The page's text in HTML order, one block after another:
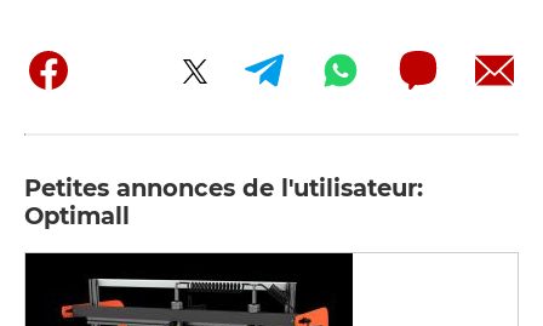
Petites annonces de l'utilisateur:
Optimall